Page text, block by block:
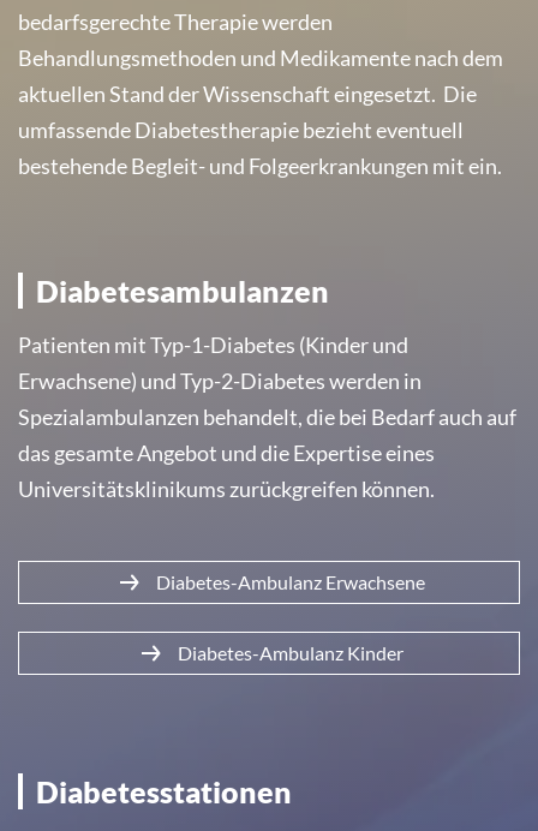
bedarfsgerechte Therapie werden
Behandlungsmethoden und Medikamente nach dem
aktuellen Stand der Wissenschaft eingesetzt. Die
umfassende Diabetestherapie bezieht eventuell
bestehende Begleit- und Folgeerkrankungen mit ein.
Diabetesambulanzen
Patienten mit Typ-1-Diabetes (Kinder und
Erwachsene) und Typ-2-Diabetes werden in
Spezialambulanzen behandelt, die bei Bedarf auch auf
das gesamte Angebot und die Expertise eines
Universitätsklinikums zurückgreifen können.
Diabetes-Ambulanz Erwachsene
Diabetes-Ambulanz Kinder
Diabetesstationen